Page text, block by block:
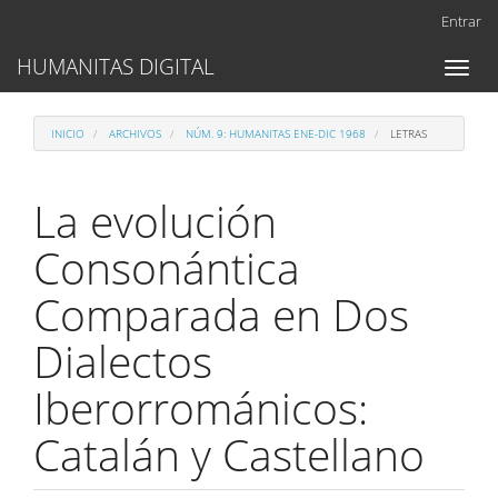
Contenido
principal
lateral
Entrar
Toggle
HUMANITAS DIGITAL
INICIO ARCHIVOS NÚM. 9: HUMANITAS ENE-DIC 1968 LETRAS
La evolución
Consonántica
Comparada en Dos
Dialectos
Iberorrománicos:
Catalán y Castellano